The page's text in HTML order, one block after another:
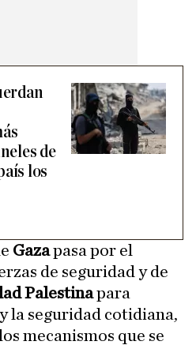
de
los
Gazapasa por el
de seguridad y de
Palestinapara
la seguridad cotidiana,
mecanismos que se